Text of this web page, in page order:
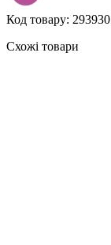
Код товару: 293930
Схожі товари